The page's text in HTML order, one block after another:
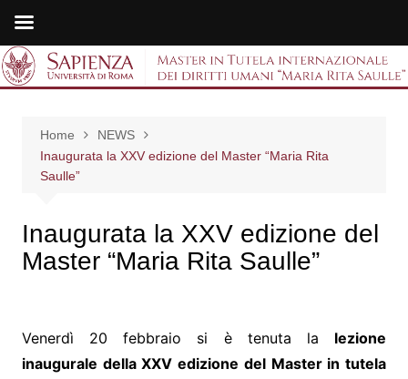
Salta
al
diritti umani "Maria
Home
NEWS
Inaugurata la XXV edizione del Master “Maria Rita
Saulle”
Inaugurata la XXV edizione del
Master “Maria Rita Saulle”
Venerdì 20 febbraio si è tenuta la lezione
inaugurale della XXV edizione del Master in tutela